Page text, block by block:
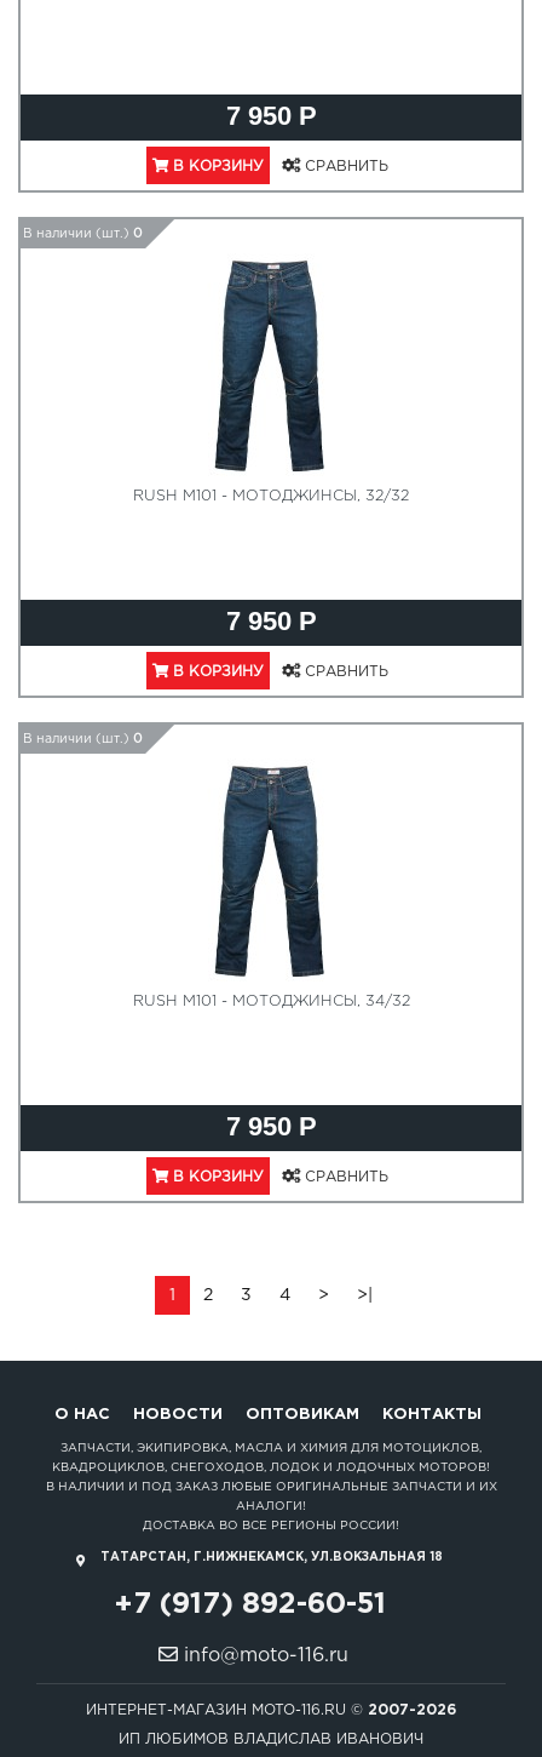
7 950 Р
В КОРЗИНУ СРАВНИТЬ
В наличии (шт.) 0
RUSH M101 - МОТОДЖИНСЫ, 32/32
7 950 Р
В КОРЗИНУ СРАВНИТЬ
В наличии (шт.) 0
RUSH M101 - МОТОДЖИНСЫ, 34/32
7 950 Р
В КОРЗИНУ СРАВНИТЬ
1 2 3 4 > >|
О НАС НОВОСТИ ОПТОВИКАМ КОНТАКТЫ
ЗАПЧАСТИ, ЭКИПИРОВКА, МАСЛА И ХИМИЯ ДЛЯ МОТОЦИКЛОВ,
КВАДРОЦИКЛОВ, СНЕГОХОДОВ, ЛОДОК И ЛОДОЧНЫХ МОТОРОВ!
В НАЛИЧИИ И ПОД ЗАКАЗ ЛЮБЫЕ ОРИГИНАЛЬНЫЕ ЗАПЧАСТИ И ИХ
АНАЛОГИ!
ДОСТАВКА ВО ВСЕ РЕГИОНЫ РОССИИ!
ТАТАРСТАН, Г.НИЖНЕКАМСК, УЛ.ВОКЗАЛЬНАЯ 18
+7 (917) 892-60-51
info@moto-116.ru
ИНТЕРНЕТ-МАГАЗИН MOTO-116.RU © 2007-2026
ИП ЛЮБИМОВ ВЛАДИСЛАВ ИВАНОВИЧ